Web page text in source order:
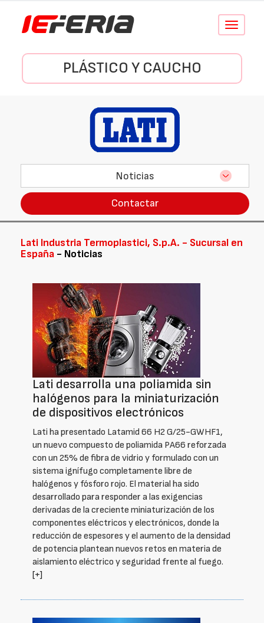
Conmutar
PLÁSTICO Y CAUCHO
Noticias
Contactar
Lati Industria Termoplastici, S.p.A. - Sucursal en
España - Noticias
Lati desarrolla una poliamida sin
halógenos para la miniaturización
de dispositivos electrónicos
Lati ha presentado Latamid 66 H2 G/25-GWHF1,
un nuevo compuesto de poliamida PA66 reforzada
con un 25% de fibra de vidrio y formulado con un
sistema ignífugo completamente libre de
halógenos y fósforo rojo. El material ha sido
desarrollado para responder a las exigencias
derivadas de la creciente miniaturización de los
componentes eléctricos y electrónicos, donde la
reducción de espesores y el aumento de la densidad
de potencia plantean nuevos retos en materia de
aislamiento eléctrico y seguridad frente al fuego.
[+]